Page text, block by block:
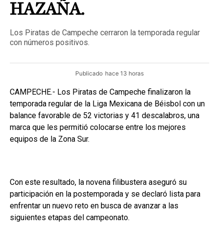
HAZAÑA.
Los Piratas de Campeche cerraron la temporada regular
con números positivos.
Publicado hace 13 horas
CAMPECHE.- Los Piratas de Campeche finalizaron la
temporada regular de la Liga Mexicana de Béisbol con un
balance favorable de 52 victorias y 41 descalabros, una
marca que les permitió colocarse entre los mejores
equipos de la Zona Sur.
Con este resultado, la novena filibustera aseguró su
participación en la postemporada y se declaró lista para
enfrentar un nuevo reto en busca de avanzar a las
siguientes etapas del campeonato.